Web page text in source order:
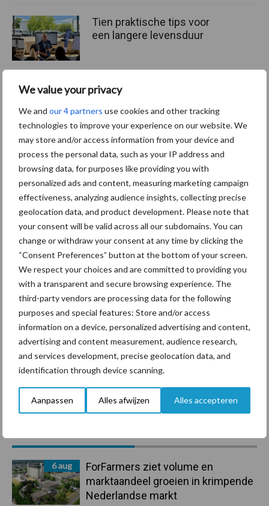
We value your privacy
We and our 4 partners use cookies and other tracking
technologies to improve your experience on our website. We
may store and/or access information from your device and
process the personal data, such as your IP address and
browsing data, for purposes like providing you with
personalized ads and content, measuring marketing campaign
effectiveness, analyzing audience insights, collecting precise
geolocation data, and product development. Please note that
your consent will be valid across all our subdomains. You can
change or withdraw your consent at any time by clicking the
“Consent Preferences” button at the bottom of your screen.
We respect your choices and are committed to providing you
with a transparent and secure browsing experience. The
third-party vendors are processing data for the following
purposes and special features: Store and/or access
information on a device, personalized advertising and content,
advertising and content measurement, audience research,
and services development, precise geolocation data, and
identification through device scanning.
Aanpassen Alles afwijzen Alles accepteren
Sidebar
6 aug
ForFarmers ziet volume en
marktaandeel groeien in krimpende
Nederlandse markt
Tien praktische tips voor
een langere levensduur
hygieneoplossingen is in
Polen groter dan ooit”
Themapagina's
Diergezondheid Bemesting Fokkerij
Beregening Bijproducten
Toon meer